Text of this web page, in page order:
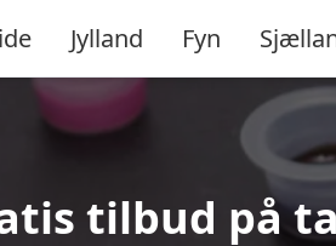
Jylland Fyn
tilbud på